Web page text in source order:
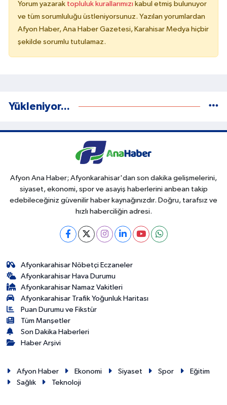
Yorum yazarak topluluk kurallarımızı kabul etmiş bulunuyor
ve tüm sorumluluğu üstleniyorsunuz. Yazılan yorumlardan
Afyon Haber, Ana Haber Gazetesi, Karahisar Medya hiçbir
şekilde sorumlu tutulamaz.
Yükleniyor...
Afyon Ana Haber; Afyonkarahisar'dan son dakika gelişmelerini,
siyaset, ekonomi, spor ve asayiş haberlerini anbean takip
edebileceğiniz güvenilir haber kaynağınızdır. Doğru, tarafsız ve
hızlı haberciliğin adresi.
Afyonkarahisar Nöbetçi Eczaneler
Afyonkarahisar Hava Durumu
Afyonkarahisar Namaz Vakitleri
Afyonkarahisar Trafik Yoğunluk Haritası
Puan Durumu ve Fikstür
Tüm Manşetler
Son Dakika Haberleri
Haber Arşivi
Afyon Haber Ekonomi Siyaset Spor
Eğitim
Sağlık
Teknoloji